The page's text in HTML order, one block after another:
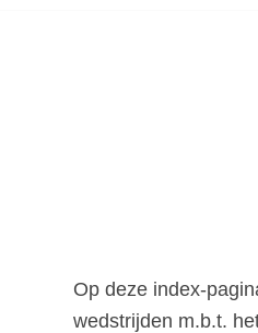
Op deze index-
wedstrijden m.b.t.